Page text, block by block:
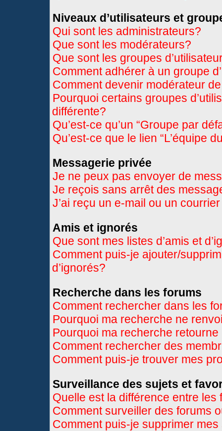
Niveaux d’utilisateurs et
Qui sont les administrateurs?
Que sont les modérateurs?
Que sont les groupes
Comment adhérer à un groupe
Comment devenir modérateur
Pourquoi certains groupes
différente?
Qu’est-ce qu’un “Groupe par
Qu’est-ce que le lien “L’équipe
Messagerie privée
Je ne peux pas envoyer de
Je reçois sans arrêt des
J’ai reçu un e-mail ou un
Amis et ignorés
Que sont mes listes d’amis et
Comment puis-je ajouter/
d’ignorés?
Recherche dans les forums
Comment rechercher dans les
Pourquoi ma recherche ne
Pourquoi ma recherche
Comment rechercher des
Comment puis-je trouver mes
Surveillance des sujets et
Quelle est la différence entre
Comment surveiller des forums
Comment puis-je supprimer